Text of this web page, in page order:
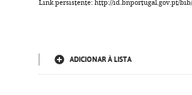
Link persistente: http://id.bnportugal.gov.pt/
ADICIONAR À LISTA